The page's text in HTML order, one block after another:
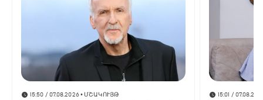
15:50 / 07.08.2026• ՄՇԱԿՈՒՅԹ 15:01 /